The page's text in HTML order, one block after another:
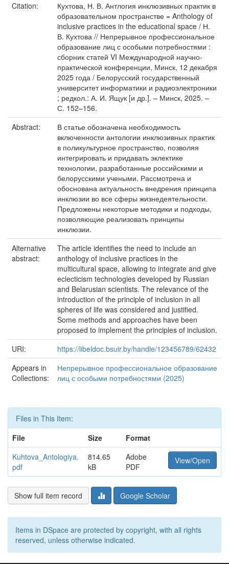
Citation:
Кухтова, Н. В. Антлогия инклюзивных практик в
образовательном пространстве = Anthology of
inclusive practices in the educational space / Н.
В. Кухтова // Непрерывное профессиональное
образование лиц с особыми потребностями :
сборник статей VI Международной научно-
практической конференции, Минск, 12 декабря
2025 года / Белорусский государственный
университет информатики и радиоэлектроники
; редкол.: А. И. Ящук [и др.]. – Минск, 2025. –
С. 152–156.
Abstract:
В статье обозначена необходимость
включенности антологии инклюзивных практик
в поликультурное пространство, позволяя
интегрировать и придавать эклектике
технологии, разработанные российскими и
белорусскими учеными. Рассмотрена и
обоснована актуальность внедрения принципа
инклюзии во все сферы жизнедеятельности.
Предложены некоторые методики и подходы,
позволяющие реализовать принципы
инклюзии.
Alternative
abstract:
The article identifies the need to include an
anthology of inclusive practices in the
multicultural space, allowing to integrate and give
eclecticism technologies developed by Russian
and Belarusian scientists. The relevance of the
introduction of the principle of inclusion in all
spheres of life was considered and justified.
Some methods and approaches have been
proposed to implement the principles of inclusion.
URI:
https://libeldoc.bsuir.by/handle/123456789/62432
Appears in
Collections:
Непрерывное профессиональное образование
лиц с особыми потребностями (2025)
Files in This Item:
File
Size
Format
Kuhtova_Antologiya.
pdf
814.65
kB
Adobe
PDF
View/Open
Show full item record Google Scholar
Items in DSpace are protected by copyright, with all rights
reserved, unless otherwise indicated.